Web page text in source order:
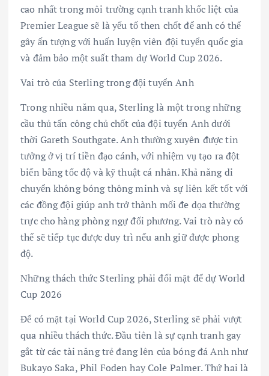
cao nhất trong môi trường cạnh tranh khốc liệt của
Premier League sẽ là yếu tố then chốt để anh có thể
gây ấn tượng với huấn luyện viên đội tuyển quốc gia
và đảm bảo một suất tham dự World Cup 2026.
Vai trò của Sterling trong đội tuyển Anh
Trong nhiều năm qua, Sterling là một trong những
cầu thủ tấn công chủ chốt của đội tuyển Anh dưới
thời Gareth Southgate. Anh thường xuyên được tin
tưởng ở vị trí tiền đạo cánh, với nhiệm vụ tạo ra đột
biến bằng tốc độ và kỹ thuật cá nhân. Khả năng di
chuyển không bóng thông minh và sự liên kết tốt với
các đồng đội giúp anh trở thành mối đe dọa thường
trực cho hàng phòng ngự đối phương. Vai trò này có
thể sẽ tiếp tục được duy trì nếu anh giữ được phong
độ.
Những thách thức Sterling phải đối mặt để dự World
Cup 2026
Để có mặt tại World Cup 2026, Sterling sẽ phải vượt
qua nhiều thách thức. Đầu tiên là sự cạnh tranh gay
gắt từ các tài năng trẻ đang lên của bóng đá Anh như
Bukayo Saka, Phil Foden hay Cole Palmer. Thứ hai là